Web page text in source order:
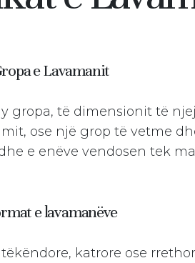
e Lavamanit
gropa, të dimensionit të
ose një grop të vetme
e enëve vendosen tek
e lavamanëve
katrore ose